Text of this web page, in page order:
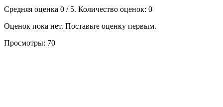
Средняя оценка 0 / 5. Количество оценок: 0
Оценок пока нет. Поставьте оценку первым.
Просмотры: 70